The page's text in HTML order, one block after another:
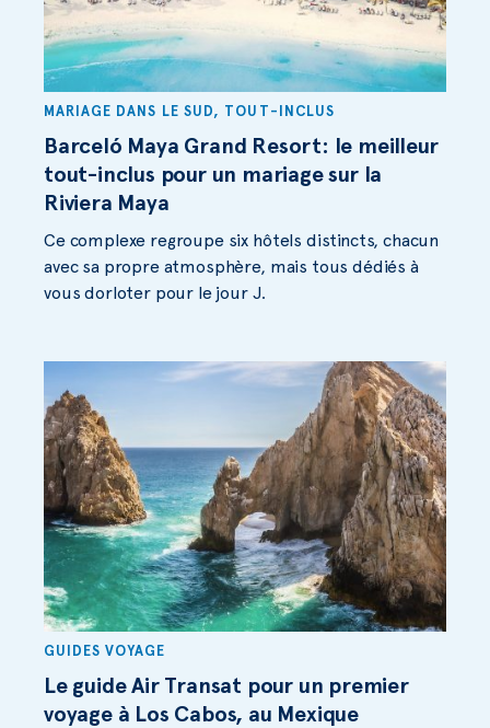
MARIAGE DANS LE SUD, TOUT-INCLUS
Barceló Maya Grand Resort: le meilleur
tout-inclus pour un mariage sur la
Riviera Maya
Ce complexe regroupe six hôtels distincts, chacun
avec sa propre atmosphère, mais tous dédiés à
vous dorloter pour le jour J.
GUIDES VOYAGE
Le guide Air Transat pour un premier
voyage à Los Cabos, au Mexique